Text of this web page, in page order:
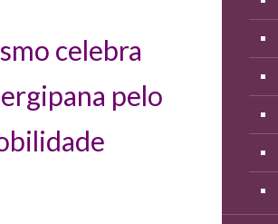
celebra
pelo